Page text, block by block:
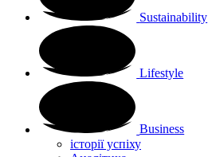
Sustainability
Lifestyle
Business
історії успіху